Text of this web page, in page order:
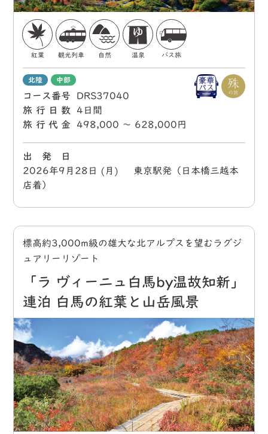
紅葉 観光列車 自然 温泉 バス旅
北陸 中部
コース番号
DRS37040
旅行日数
4日間
旅行代金
498,000 〜 628,000円
出 発 日
2026年9月28日 (月) 東京駅発（日本橋三越本
店着）
標高約3,000m級の雄大な北アルプスを望むラグジ
ュアリーリゾート
「ラ ヴィーニュ白馬by温故知新」
連泊 白馬の紅葉と山岳風景